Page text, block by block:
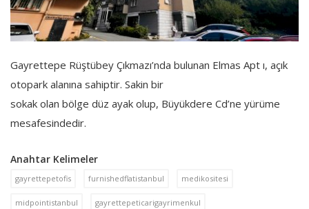
İletişim
Türkçe
Gayrettepe Rüştübey Çıkmazı’nda bulunan Elmas Apt ı, açık
otopark alanına sahiptir. Sakin bir
sokak olan bölge düz ayak olup, Büyükdere Cd’ne yürüme
mesafesindedir.
Anahtar Kelimeler
gayrettepetofis furnishedflatistanbul medikositesi
midpointistanbul gayrettepeticarigayrimenkul